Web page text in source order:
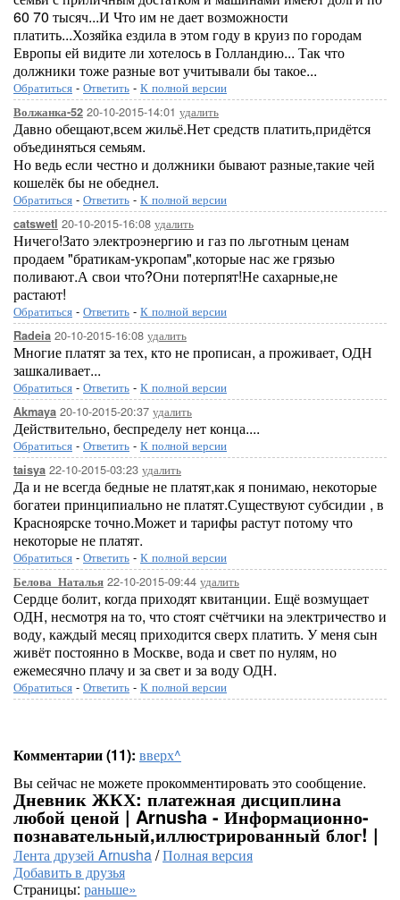
60 70 тысяч...И Что им не дает возможности
платить...Хозяйка ездила в этом году в круиз по городам
Европы ей видите ли хотелось в Голландию... Так что
должники тоже разные вот учитывали бы такое...
Обратиться - Ответить - К полной версии
Волжанка-52 20-10-2015-14:01 удалить
Давно обещают,всем жильё.Нет средств платить,придётся
объединяться семьям.
Но ведь если честно и должники бывают разные,такие чей
кошелёк бы не обеднел.
Обратиться - Ответить - К полной версии
catswetl 20-10-2015-16:08 удалить
Ничего!Зато электроэнергию и газ по льготным ценам
продаем "братикам-укропам",которые нас же грязью
поливают.А свои что?Они потерпят!Не сахарные,не
растают!
Обратиться - Ответить - К полной версии
Radeia 20-10-2015-16:08 удалить
Многие платят за тех, кто не прописан, а проживает, ОДН
зашкаливает...
Обратиться - Ответить - К полной версии
Akmaya 20-10-2015-20:37 удалить
Действительно, беспределу нет конца....
Обратиться - Ответить - К полной версии
taisya 22-10-2015-03:23 удалить
Да и не всегда бедные не платят,как я понимаю, некоторые
богатеи принципиально не платят.Существуют субсидии , в
Красноярске точно.Может и тарифы растут потому что
некоторые не платят.
Обратиться - Ответить - К полной версии
Белова_Наталья 22-10-2015-09:44 удалить
Сердце болит, когда приходят квитанции. Ещё возмущает
ОДН, несмотря на то, что стоят счётчики на электричество и
воду, каждый месяц приходится сверх платить. У меня сын
живёт постоянно в Москве, вода и свет по нулям, но
ежемесячно плачу и за свет и за воду ОДН.
Обратиться - Ответить - К полной версии
Комментарии (11): вверх^
Вы сейчас не можете прокомментировать это сообщение.
Дневник ЖКХ: платежная дисциплина
любой ценой | Arnusha - Информационно-
познавательный,иллюстрированный блог! |
Лента друзей Arnusha/Полная версия
Добавить в друзья
Страницы: раньше»